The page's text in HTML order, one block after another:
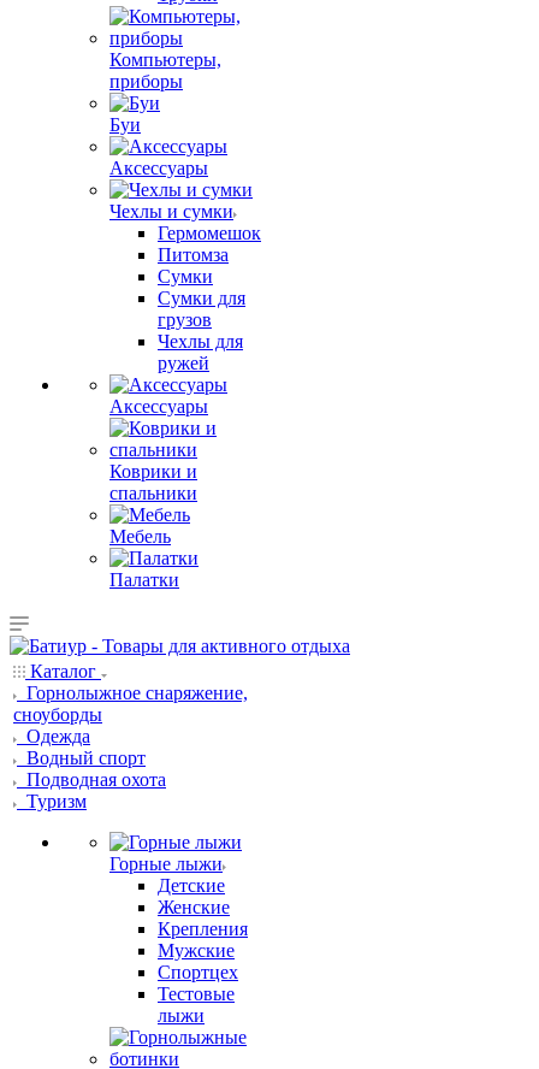
Компьютеры,
приборы
Буи
Аксессуары
Чехлы и сумки
Гермомешок
Питомза
Сумки
Сумки для
грузов
Чехлы для
ружей
Аксессуары
Коврики и
спальники
Мебель
Палатки
Каталог
Горнолыжное снаряжение,
сноуборды
Одежда
Водный спорт
Подводная охота
Туризм
Горные лыжи
Детские
Женские
Крепления
Мужские
Спортцех
Тестовые
лыжи